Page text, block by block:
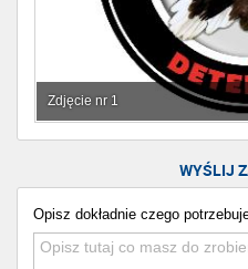
Zdjęcie nr 1
WYŚLIJ
Opisz dokładnie czego